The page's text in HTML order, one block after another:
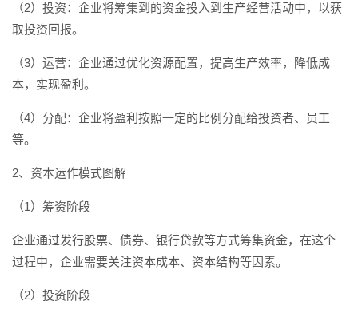
（2）投资：企业将筹集到的资金投入到生产经营活动中，以获
取投资回报。
（3）运营：企业通过优化资源配置，提高生产效率，降低成
本，实现盈利。
（4）分配：企业将盈利按照一定的比例分配给投资者、员工
等。
2、资本运作模式图解
（1）筹资阶段
企业通过发行股票、债券、银行贷款等方式筹集资金，在这个
过程中，企业需要关注资本成本、资本结构等因素。
（2）投资阶段